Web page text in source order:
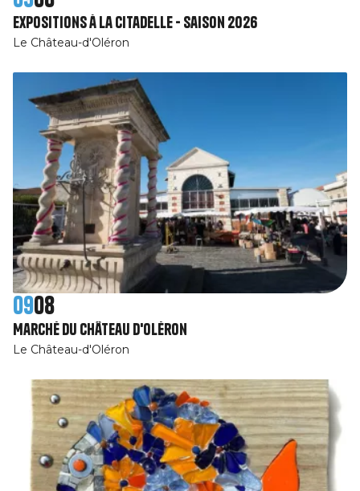
Expositions à la citadelle - Saison 2026
Le Château-d'Oléron
0908
Marché du Château d'Oléron
Le Château-d'Oléron